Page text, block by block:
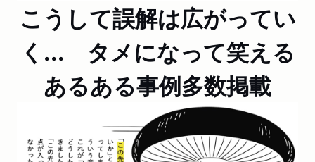
こうして誤解は広がってい
く... タメになって笑える
あるある事例多数掲載